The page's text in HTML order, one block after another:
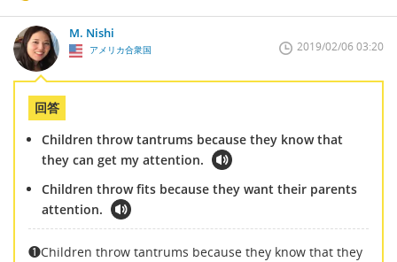
M. Nishi
アメリカ合衆国 2019/02/06 03:20
回答
Children throw tantrums because they know that
they can get my attention.
Children throw fits because they want their parents
attention.
❶Children throw tantrums because they know that they